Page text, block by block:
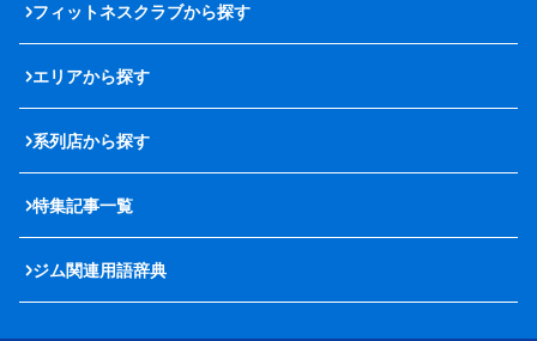
フィットネスクラブから探す
エリアから探す
系列店から探す
特集記事一覧
ジム関連用語辞典